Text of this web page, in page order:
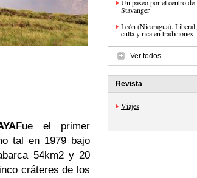
Fue el primer
tal en 1979 bajo
54km2 y 20
cráteres de los
Un paseo por el centro de
Stavanger
León (Nicaragua). Liberal,
culta y rica en tradiciones
Ver todos
Revista
Viajes